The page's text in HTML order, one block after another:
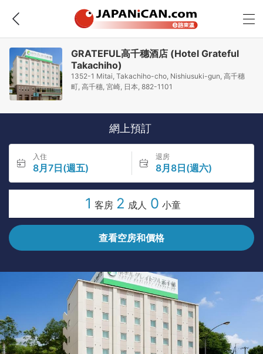
GRATEFUL高千穗酒店 (Hotel Grateful
Takachiho)
1352-1 Mitai, Takachiho-cho, Nishiusuki-gun, 高千穗
町, 高千穗, 宮崎, 日本, 882-1101
網上預訂
入住
8月7日(週五)
退房
8月8日(週六)
1 客房 2 成人 0 小童
查看空房和價格